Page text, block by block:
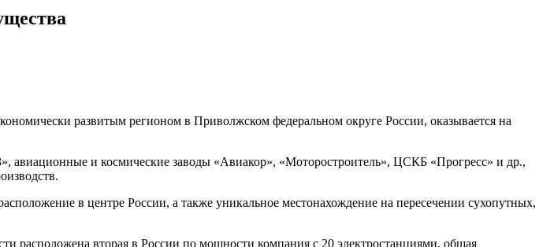
развитым регионом в Приволжском федеральном округе России, оказывается на
и космические заводы «Авиакор», «Моторостроитель», ЦСКБ «Прогресс» и др.,
в центре России, а также уникальное местонахождение на пересечении сухопутных,
расположена вторая в России по мощности компания с 20 электростанциями, общая